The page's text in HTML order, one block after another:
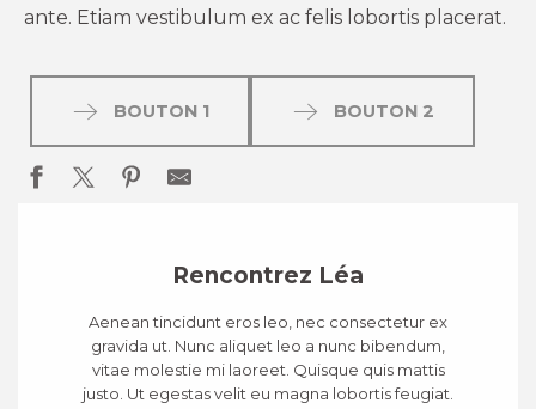
ante. Etiam vestibulum ex ac felis lobortis placerat.
BOUTON 1 BOUTON 2
Rencontrez Léa
Aenean tincidunt eros leo, nec consectetur ex
gravida ut. Nunc aliquet leo a nunc bibendum,
vitae molestie mi laoreet. Quisque quis mattis
justo. Ut egestas velit eu magna lobortis feugiat.